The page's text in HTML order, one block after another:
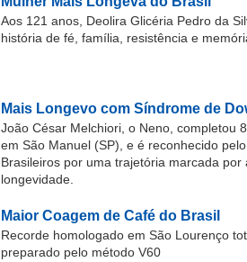
Aos 121 anos, Deolira Glicéria Pedro da
história de fé, família, resistência e
Mais Longevo com Síndrome de
João César Melchiori, o Neno, completou
em São Manuel (SP), e é reconhecido
Brasileiros por uma trajetória marcada por
longevidade.
Maior Coagem de Café do Brasil
Recorde homologado em São Lourenço
preparado pelo método V60